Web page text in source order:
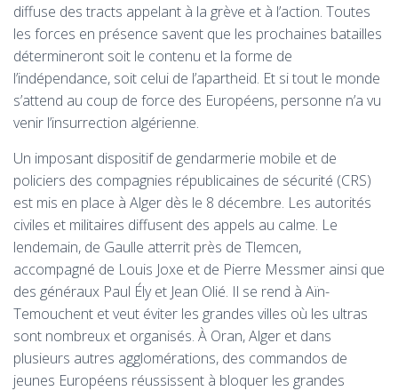
diffuse des tracts appelant à la grève et à l’action. Toutes
les forces en présence savent que les prochaines batailles
détermineront soit le contenu et la forme de
l’indépendance, soit celui de l’apartheid. Et si tout le monde
s’attend au coup de force des Européens, personne n’a vu
venir l’insurrection algérienne.
Un imposant dispositif de gendarmerie mobile et de
policiers des compagnies républicaines de sécurité (CRS)
est mis en place à Alger dès le 8 décembre. Les autorités
civiles et militaires diffusent des appels au calme. Le
lendemain, de Gaulle atterrit près de Tlemcen,
accompagné de Louis Joxe et de Pierre Messmer ainsi que
des généraux Paul Ély et Jean Olié. Il se rend à Aïn-
Temouchent et veut éviter les grandes villes où les ultras
sont nombreux et organisés. À Oran, Alger et dans
plusieurs autres agglomérations, des commandos de
jeunes Européens réussissent à bloquer les grandes